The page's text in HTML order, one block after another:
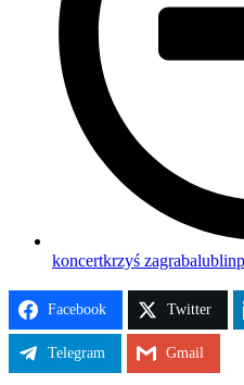
koncertkrzyś zagrabalublin
Facebook Twitter
Telegram Gmail